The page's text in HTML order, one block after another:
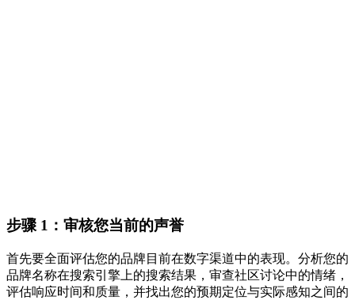
步骤 1：审核您当前的声誉
首先要全面评估您的品牌目前在数字渠道中的表现。分析您的
品牌名称在搜索引擎上的搜索结果，审查社区讨论中的情绪，
评估响应时间和质量，并找出您的预期定位与实际感知之间的